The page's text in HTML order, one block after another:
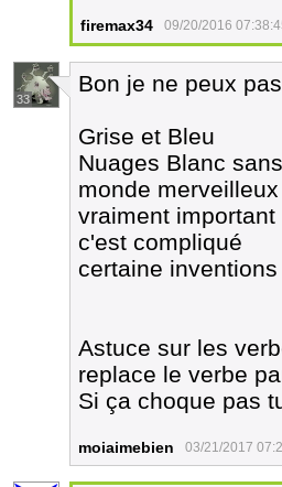
firemax34 09/20/2016
33
Bon je ne peux
Grise et Bleu
Nuages Blanc
monde merveilleux
vraiment important
c'est compliqué
certaine inventions
Astuce sur les
replace le verbe
Si ça choque pas
moiaimebien 03/21/2017